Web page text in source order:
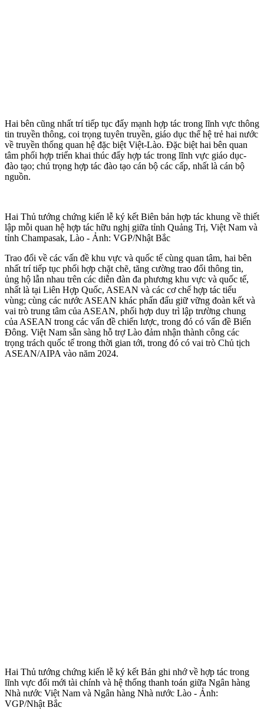
Hai bên cũng nhất trí tiếp tục đẩy mạnh hợp tác trong lĩnh vực thông
tin truyền thông, coi trọng tuyên truyền, giáo dục thế hệ trẻ hai nước
về truyền thống quan hệ đặc biệt Việt-Lào. Đặc biệt hai bên quan
tâm phối hợp triển khai thúc đẩy hợp tác trong lĩnh vực giáo dục-
đào tạo; chú trọng hợp tác đào tạo cán bộ các cấp, nhất là cán bộ
nguồn.
Hai Thủ tướng chứng kiến lễ ký kết Biên bản hợp tác khung về thiết
lập mỗi quan hệ hợp tác hữu nghị giữa tỉnh Quảng Trị, Việt Nam và
tỉnh Champasak, Lào - Ảnh: VGP/Nhật Bắc
Trao đổi về các vấn đề khu vực và quốc tế cùng quan tâm, hai bên
nhất trí tiếp tục phối hợp chặt chẽ, tăng cường trao đổi thông tin,
ủng hộ lẫn nhau trên các diễn đàn đa phương khu vực và quốc tế,
nhất là tại Liên Hợp Quốc, ASEAN và các cơ chế hợp tác tiểu
vùng; cùng các nước ASEAN khác phấn đấu giữ vững đoàn kết và
vai trò trung tâm của ASEAN, phối hợp duy trì lập trường chung
của ASEAN trong các vấn đề chiến lược, trong đó có vấn đề Biển
Đông. Việt Nam sẵn sàng hỗ trợ Lào đảm nhận thành công các
trọng trách quốc tế trong thời gian tới, trong đó có vai trò Chủ tịch
ASEAN/AIPA vào năm 2024.
Hai Thủ tướng chứng kiến lễ ký kết Bản ghi nhớ về hợp tác trong
lĩnh vực đổi mới tài chính và hệ thống thanh toán giữa Ngân hàng
Nhà nước Việt Nam và Ngân hàng Nhà nước Lào - Ảnh:
VGP/Nhật Bắc